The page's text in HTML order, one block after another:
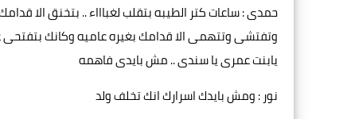
حمدى : ساعات كتر الطيبه بتقلب لغباااء .. بتخنق الا
وتفتشى وتتهمى الا قدامك بغيره عاميه وكانك
يابنت عمرى يا سندى .. مش بايدى فاهمه
نور : ومش بايدك اسرارك انك تخلف ولد